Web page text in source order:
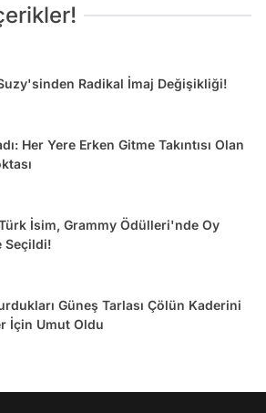
Radikal İmaj Değişikliği!
Her Yere Erken Gitme Takıntısı Olan
İsim, Grammy Ödülleri'nde Oy
Seçildi!
Güneş Tarlası Çölün Kaderini
İçin Umut Oldu